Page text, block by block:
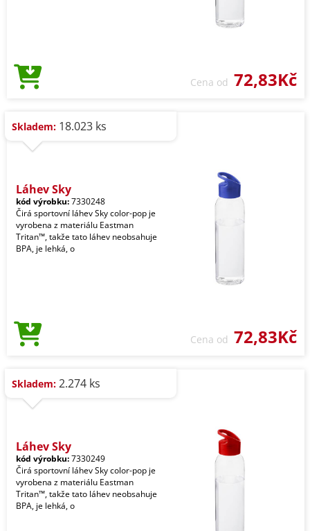
Cena od 72,83Kč
Skladem: 18.023 ks
Láhev Sky
kód výrobku:7330248
Čirá sportovní láhev Sky color-pop je
vyrobena z materiálu Eastman
Tritan™, takže tato láhev neobsahuje
BPA, je lehká, o
Cena od 72,83Kč
Skladem: 2.274 ks
Láhev Sky
kód výrobku:7330249
Čirá sportovní láhev Sky color-pop je
vyrobena z materiálu Eastman
Tritan™, takže tato láhev neobsahuje
BPA, je lehká, o